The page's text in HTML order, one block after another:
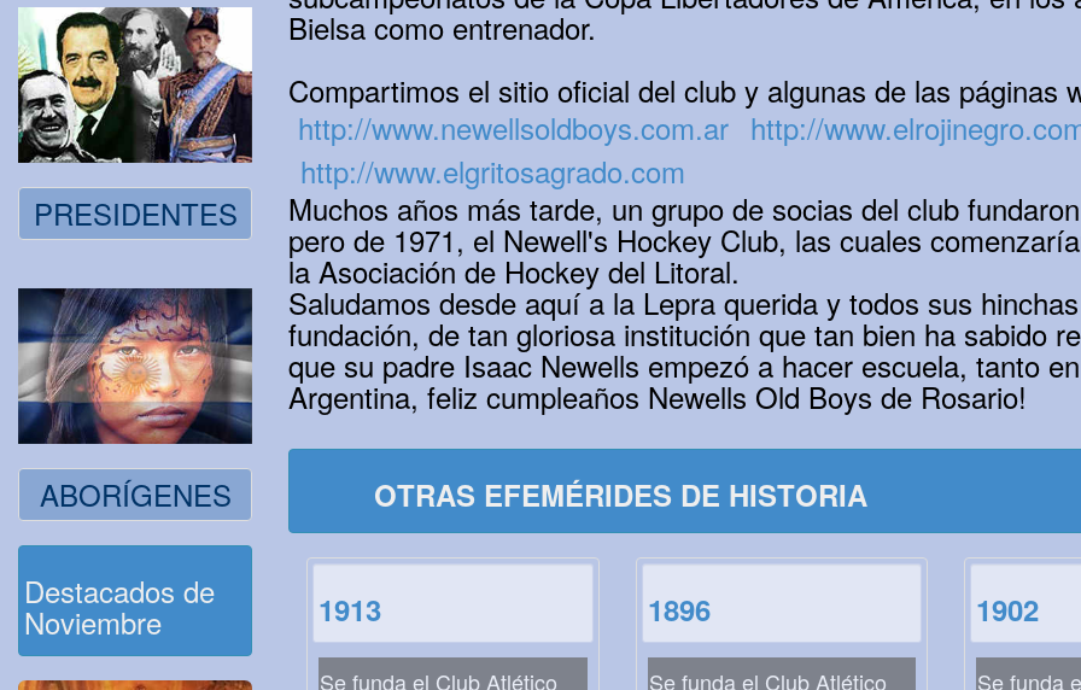
PRESIDENTES
ABORÍGENES
Destacados de
Noviembre
Bielsa como entrenador.
Compartimos el sitio oficial del club y algunas de las páginas
http://www.newellsoldboys.com.ar http://
http://www.elgritosagrado.com
Muchos años más tarde, un grupo de socias del club
pero de 1971, el Newell's Hockey Club, las cuales
la Asociación de Hockey del Litoral.
Saludamos desde aquí a la Lepra querida y todos sus
fundación, de tan gloriosa institución que tan bien ha sabido
que su padre Isaac Newells empezó a hacer escuela, tanto
Argentina, feliz cumpleaños Newells Old Boys de Rosario!
OTRAS EFEMÉRIDES DE HISTORIA
1913
Se funda el Club Atlético
1896
Se funda el Club Atlético
1902
Se funda